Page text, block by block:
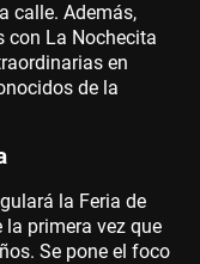
calle. Además,
con La Nochecita
en
de la
la Feria de
la primera vez que
Se pone el foco